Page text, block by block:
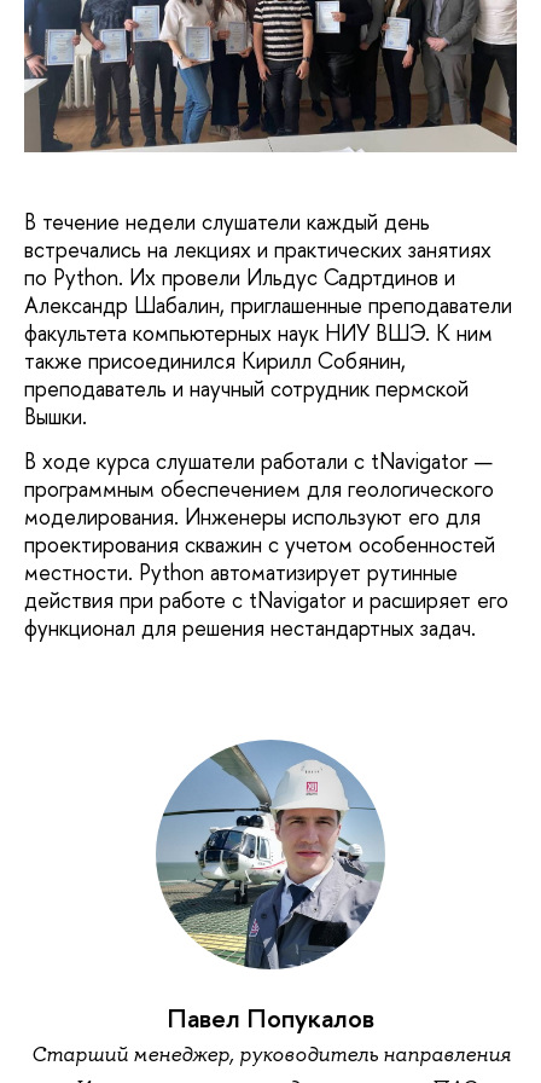
В течение недели слушатели каждый день
встречались на лекциях и практических занятиях
по Python. Их провели Ильдус Садртдинов и
Александр Шабалин, приглашенные преподаватели
факультета компьютерных наук НИУ ВШЭ. К ним
также присоединился Кирилл Собянин,
преподаватель и научный сотрудник пермской
Вышки.
В ходе курса слушатели работали с tNavigator —
программным обеспечением для геологического
моделирования. Инженеры используют его для
проектирования скважин с учетом особенностей
местности. Python автоматизирует рутинные
действия при работе с tNavigator и расширяет его
функционал для решения нестандартных задач.
Павел Попукалов
Старший менеджер, руководитель направления